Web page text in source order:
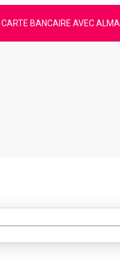
BANCAIRE AVEC ALMA